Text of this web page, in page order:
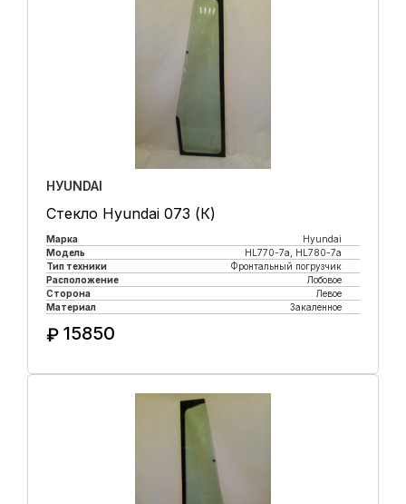
HУUNDAI
Стекло Hyundai 073 (К)
Марка
Hyundai
Модель
HL770-7а, HL780-7а
Тип техники
Фронтальный погрузчик
Расположение
Лобовое
Сторона
Левое
Материал
Закаленное
₽ 15850